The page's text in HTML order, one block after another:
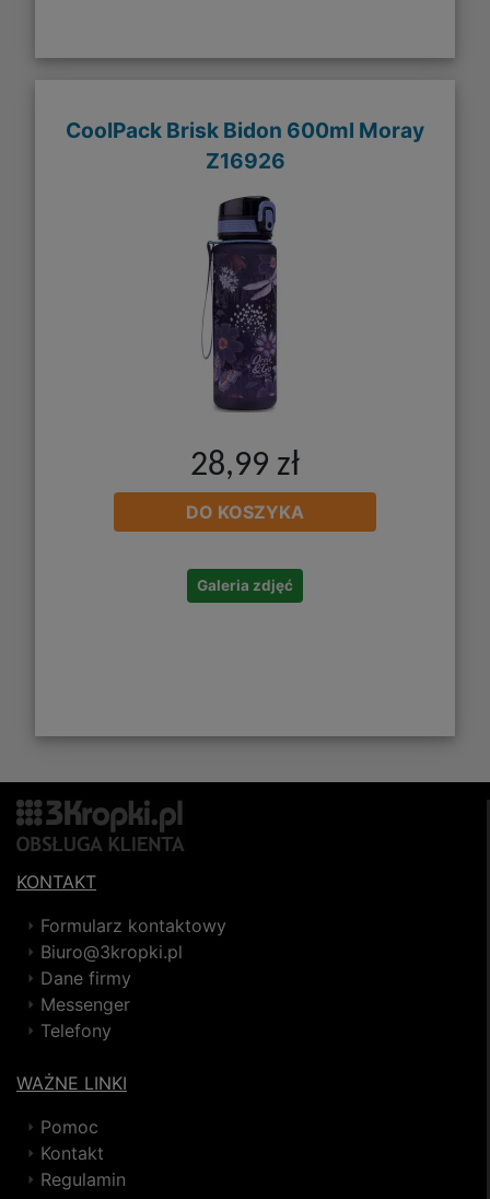
CoolPack Brisk Bidon 600ml Moray
Z16926
28,99 zł
DO KOSZYKA
Galeria zdjęć
KONTAKT
Formularz kontaktowy
Biuro@3kropki.pl
Dane firmy
Messenger
Telefony
WAŻNE LINKI
Pomoc
Kontakt
Regulamin